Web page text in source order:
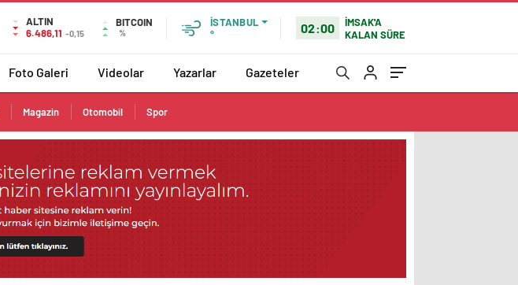
ALTIN
6.486,11 -0,15
BITCOIN
%
İSTANBUL
°
02:00
İMSAK'A
KALAN SÜRE
Foto Galeri Videolar Yazarlar Gazeteler
Magazin Otomobil Spor